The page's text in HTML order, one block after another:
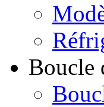
Boucle